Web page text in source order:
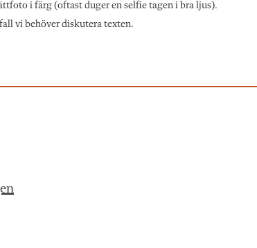
i färg (oftast duger en selfie tagen i bra ljus).
vi behöver diskutera texten.